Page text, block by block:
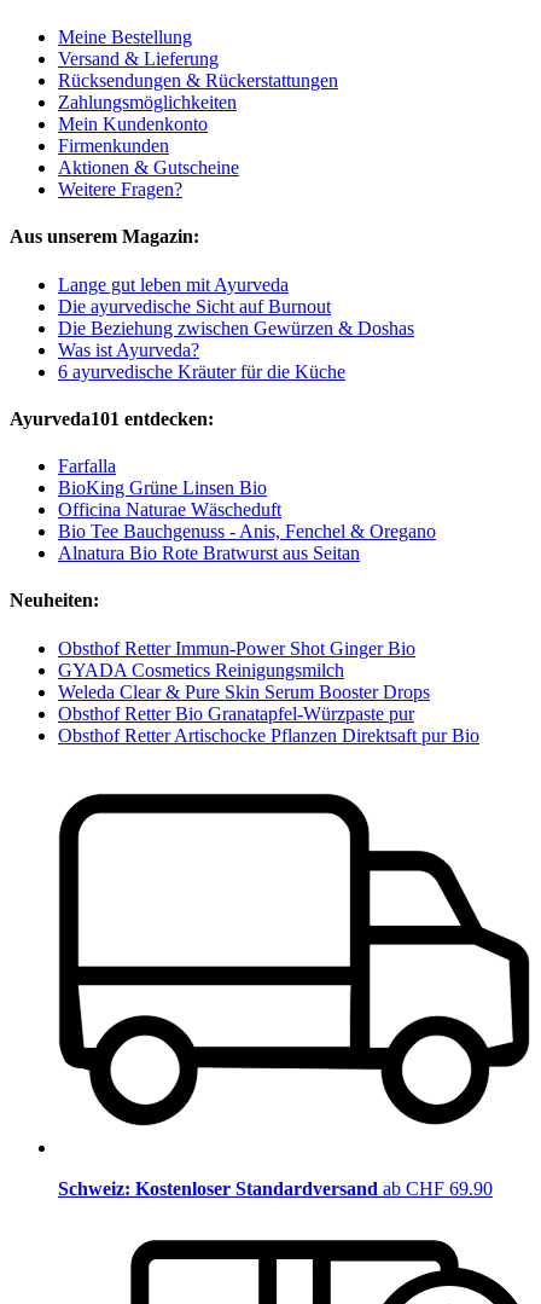
Meine Bestellung
Versand & Lieferung
Rücksendungen & Rückerstattungen
Zahlungsmöglichkeiten
Mein Kundenkonto
Firmenkunden
Aktionen & Gutscheine
Weitere Fragen?
Aus unserem Magazin:
Lange gut leben mit Ayurveda
Die ayurvedische Sicht auf Burnout
Die Beziehung zwischen Gewürzen & Doshas
Was ist Ayurveda?
6 ayurvedische Kräuter für die Küche
Ayurveda101 entdecken:
Farfalla
BioKing Grüne Linsen Bio
Officina Naturae Wäscheduft
Bio Tee Bauchgenuss - Anis, Fenchel & Oregano
Alnatura Bio Rote Bratwurst aus Seitan
Neuheiten:
Obsthof Retter Immun-Power Shot Ginger Bio
GYADA Cosmetics Reinigungsmilch
Weleda Clear & Pure Skin Serum Booster Drops
Obsthof Retter Bio Granatapfel-Würzpaste pur
Obsthof Retter Artischocke Pflanzen Direktsaft pur Bio
Schweiz: Kostenloser Standardversand ab CHF 69.90